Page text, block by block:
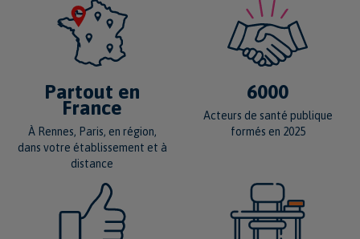
Partout en
France
À Rennes, Paris, en région,
dans votre établissement et à
distance
6000
Acteurs de santé publique
formés en 2025